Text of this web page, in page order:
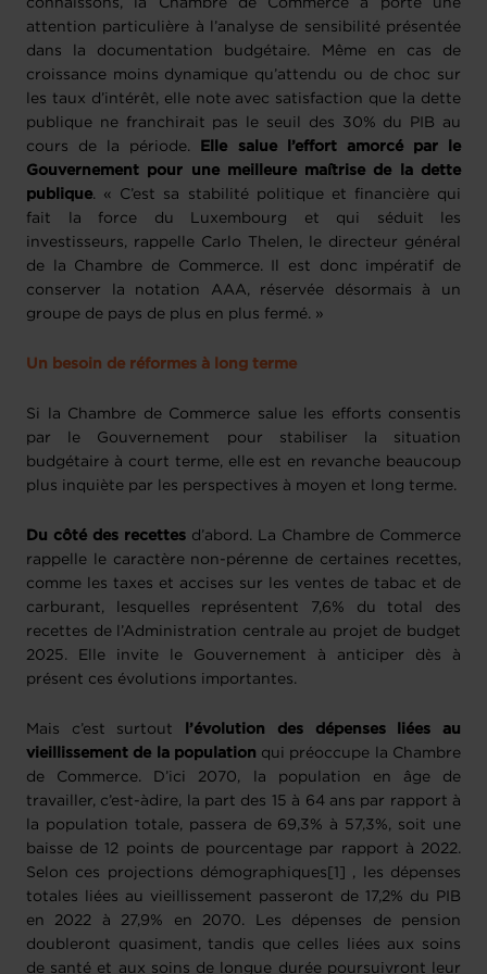
connaissons, la Chambre de Commerce a porté une
attention particulière à l’analyse de sensibilité présentée
dans la documentation budgétaire. Même en cas de
croissance moins dynamique qu’attendu ou de choc sur
les taux d’intérêt, elle note avec satisfaction que la dette
publique ne franchirait pas le seuil des 30% du PIB au
cours de la période.
Elle salue l’effort amorcé par le
Gouvernement pour une meilleure maîtrise de la dette
publique. « C’est sa stabilité politique et financière qui
fait la force du Luxembourg et qui séduit les
investisseurs, rappelle Carlo Thelen, le directeur général
de la Chambre de Commerce. Il est donc impératif de
conserver la notation AAA, réservée désormais à un
groupe de pays de plus en plus fermé. »
Un besoin de réformes à long terme
Si la Chambre de Commerce salue les efforts consentis
par le Gouvernement pour stabiliser la situation
budgétaire à court terme, elle est en revanche beaucoup
plus inquiète par les perspectives à moyen et long terme.
Du côté des recettes d’abord. La Chambre de Commerce
rappelle le caractère non-pérenne de certaines recettes,
comme les taxes et accises sur les ventes de tabac et de
carburant, lesquelles représentent 7,6% du total des
recettes de l’Administration centrale au projet de budget
2025. Elle invite le Gouvernement à anticiper dès à
présent ces évolutions importantes.
Mais c’est surtout
l’évolution des dépenses liées au
vieillissement de la population qui préoccupe la Chambre
de Commerce. D’ici 2070, la population en âge de
travailler, c’est-àdire, la part des 15 à 64 ans par rapport à
la population totale, passera de 69,3% à 57,3%, soit une
baisse de 12 points de pourcentage par rapport à 2022.
Selon ces projections démographiques[1] , les dépenses
totales liées au vieillissement passeront de 17,2% du PIB
en 2022 à 27,9% en 2070. Les dépenses de pension
doubleront quasiment, tandis que celles liées aux soins
de santé et aux soins de longue durée poursuivront leur